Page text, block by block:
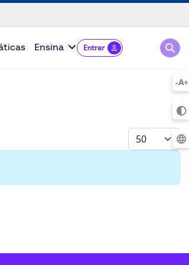
Ensina Entrar
Mostrar #